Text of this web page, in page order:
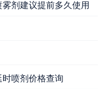
剂建议提前多久使用
喷剂价格查询